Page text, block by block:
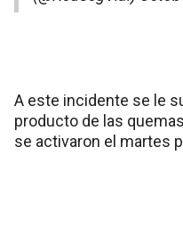
A este incidente se le
producto de las
se activaron el martes